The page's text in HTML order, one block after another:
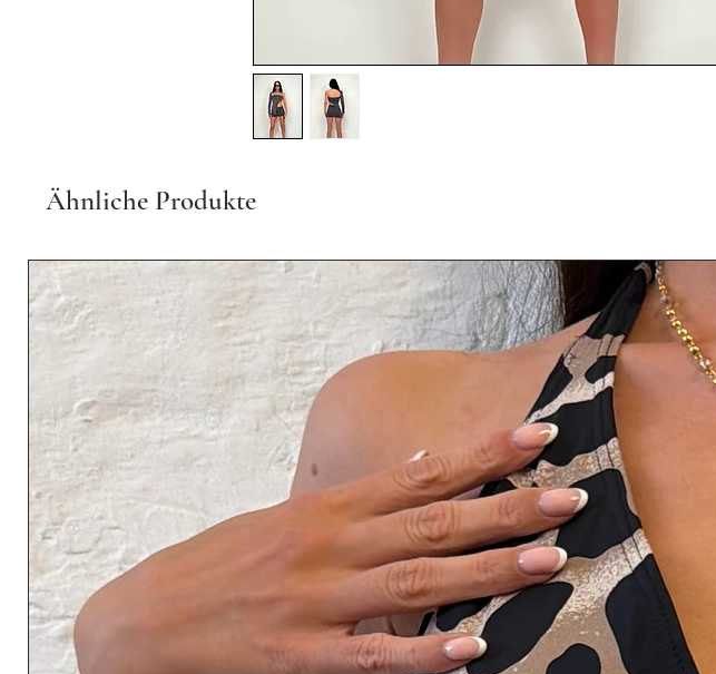
Ähnliche Produkte